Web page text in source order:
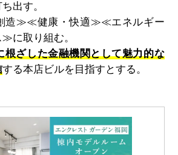
出す。
造≫≪健康・快適≫≪エネルギー
に取り組む。
根ざした金融機関として魅力的な
する本店ビルを目指すとする。